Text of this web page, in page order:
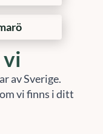
av Sverige.
vi finns i ditt